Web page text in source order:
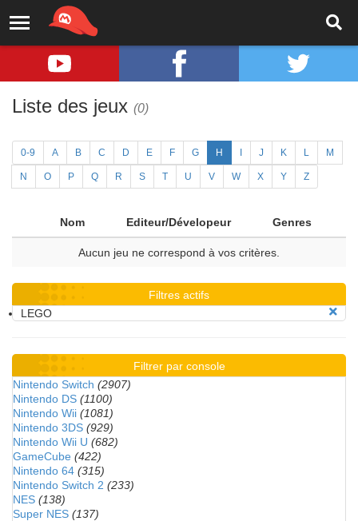
Liste des jeux (0)
0-9 A B C D E F G H J K L M
N O P Q R S T U V W X Y Z
Nom Editeur/Dévelopeur Genres
Aucun jeu ne correspond à vos critères.
Filtres actifs
LEGO
Filtrer par console
Nintendo Switch (2907)
Nintendo DS (1100)
Nintendo Wii (1081)
Nintendo 3DS (929)
Nintendo Wii U (682)
GameCube (422)
Nintendo 64 (315)
Nintendo Switch 2 (233)
NES (138)
Super NES (137)